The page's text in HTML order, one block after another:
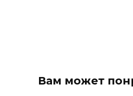
Вам может